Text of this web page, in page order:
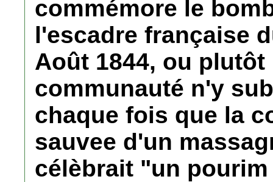
commémore le
l'escadre française
Août 1844, ou
communauté n'y
chaque fois que la
sauvee d'un
célèbrait "un